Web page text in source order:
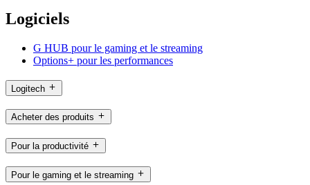
Logiciels
G HUB pour le gaming et le streaming
Options+ pour les performances
Logitech
Acheter des produits
Pour la productivité
Pour le gaming et le streaming